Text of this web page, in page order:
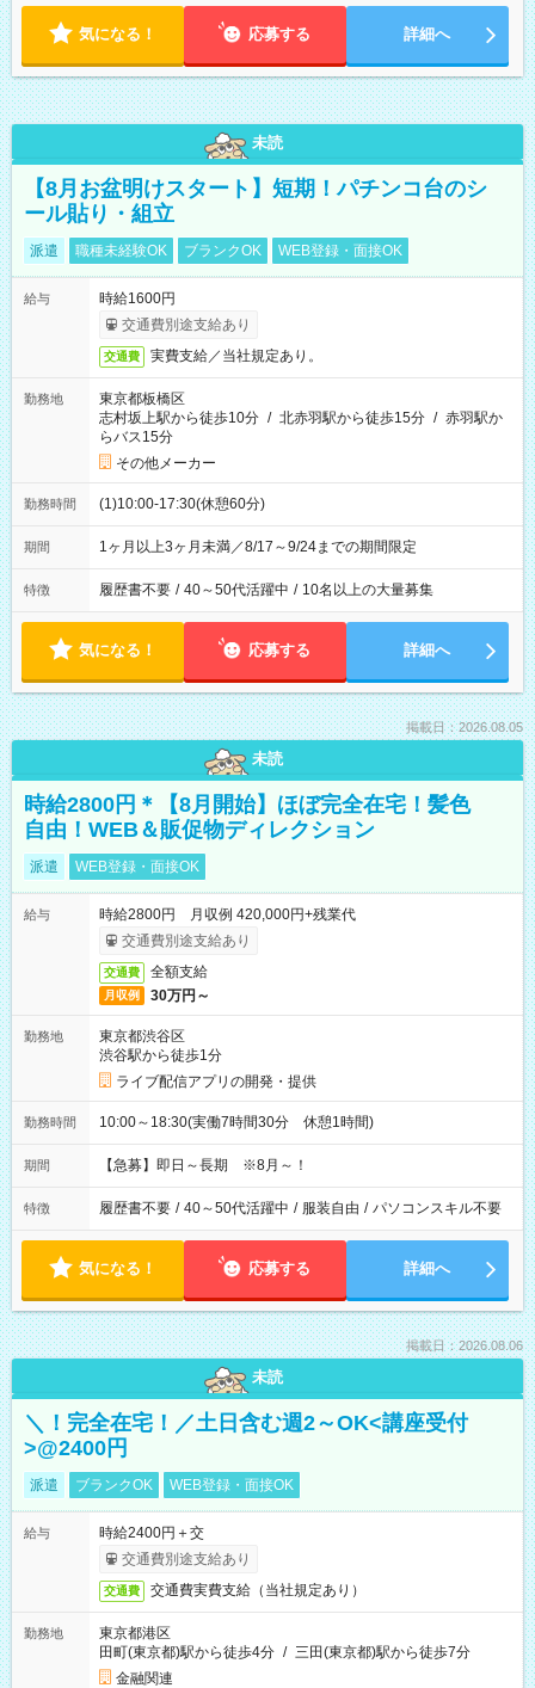
気になる！ 応募する 詳細へ
未読
【8月お盆明けスタート】短期！パチンコ台のシ
ール貼り・組立
派遣 職種未経験OK ブランクOK WEB登録・面接OK
給与
時給1600円
交通費別途支給あり
交通費 実費支給／当社規定あり。
勤務地
東京都板橋区
志村坂上駅から徒歩10分 / 北赤羽駅から徒歩15分 / 赤羽駅か
らバス15分
その他メーカー
勤務時間 (1)10:00-17:30(休憩60分)
期間 1ヶ月以上3ヶ月未満／8/17～9/24までの期間限定
特徴 履歴書不要 / 40～50代活躍中 / 10名以上の大量募集
気になる！ 応募する 詳細へ
掲載日：2026.08.05
未読
時給2800円＊【8月開始】ほぼ完全在宅！髪色
自由！WEB＆販促物ディレクション
派遣 WEB登録・面接OK
給与
時給2800円 月収例 420,000円+残業代
交通費別途支給あり
交通費 全額支給
月収例 30万円～
勤務地
東京都渋谷区
渋谷駅から徒歩1分
ライブ配信アプリの開発・提供
勤務時間 10:00～18:30(実働7時間30分 休憩1時間)
期間 【急募】即日～長期 ※8月～！
特徴 履歴書不要 / 40～50代活躍中 / 服装自由 / パソコンスキル不要
気になる！ 応募する 詳細へ
掲載日：2026.08.06
未読
＼！完全在宅！／土日含む週2～OK<講座受付
>@2400円
派遣 ブランクOK WEB登録・面接OK
給与
時給2400円＋交
交通費別途支給あり
交通費 交通費実費支給（当社規定あり）
勤務地
東京都港区
田町(東京都)駅から徒歩4分 / 三田(東京都)駅から徒歩7分
金融関連